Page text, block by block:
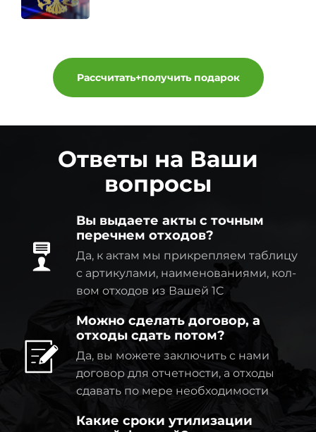
Рассчитать+получить подарок
Ответы на Ваши
вопросы
Вы выдаете акты с точным
перечнем отходов?
Да, к актам мы прикрепляем таблицу
с артикулами, наименованиями, кол-
вом отходов из Вашей 1C
Можно сделать договор, а
отходы сдать потом?
Да, вы можете заключить с нами
договор для отчетности, а отходы
сдавать по мере необходимости
Какие сроки утилизации